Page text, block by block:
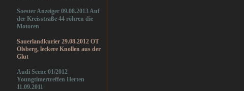
Soester Anzeiger 09.08.2013 Auf
der Kreisstraße 44 röhren die
Motoren
Sauerlandkurier 29.08.2012 OT
Olsberg, leckere Knollen aus der
Glut
Audi Scene 01/2012
Youngtimertreffen Herten
11.09.2011